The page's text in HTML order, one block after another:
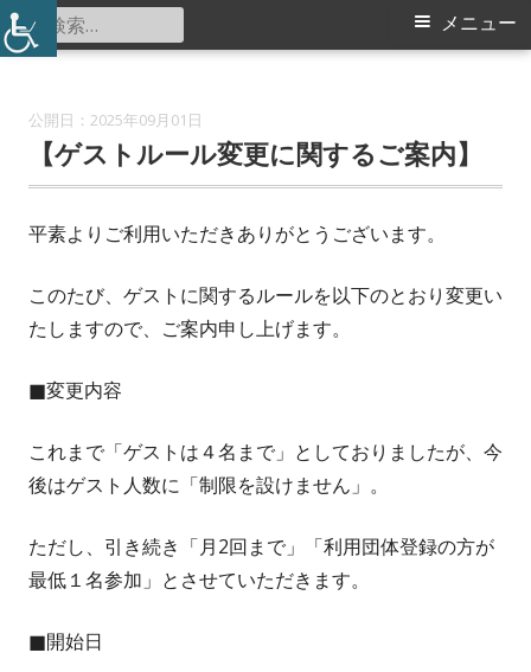
コ
ン
東山田スポーツ会館
メ
メニュー
検
索:
2025年09月01日
【ゲストルール変更に関するご案内】
平素よりご利用いただきありがとうございます。
このたび、ゲストに関するルールを以下のとおり変更い
たしますので、ご案内申し上げます。
■変更内容
これまで「ゲストは４名まで」としておりましたが、今
後はゲスト人数に「制限を設けません」。
ただし、引き続き「月2回まで」「利用団体登録の方が
最低１名参加」とさせていただきます。
■開始日